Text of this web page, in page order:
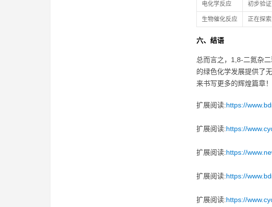
电化学反应 初步验
生物催化反应 正在探
六、结语
总而言之，1,8-二氮杂
的绿色化学发展提供了
来书写更多的辉煌篇章！
扩展阅读:https://
扩展阅读:https://
扩展阅读:https://
扩展阅读:https://
扩展阅读:https://